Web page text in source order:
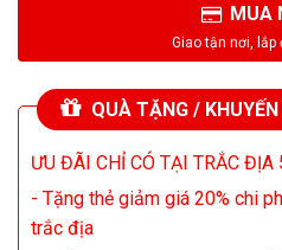
MUA
QUÀ TẶNG /
ƯU ĐÃI CHỈ CÓ TẠI TRẮC ĐỊA
- Tặng thẻ giảm giá 20% chi
trắc địa